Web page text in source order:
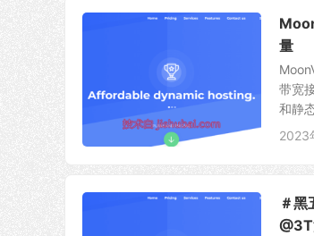
量
带宽
和静
2023
＃